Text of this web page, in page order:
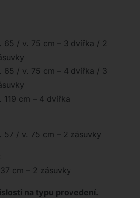
65 / v. 75 cm – 3 dvířka / 2
65 / v. 75 cm – 4 dvířka / 3
119 cm – 4 dvířka
57 / v. 75 cm – 2 zásuvky
cm – 2 zásuvky
na typu provedení.